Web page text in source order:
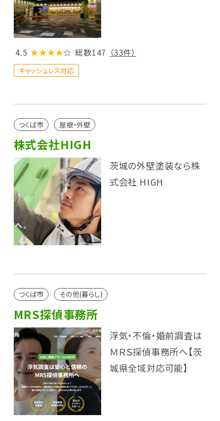
4.5 ★★★★☆ 総数147 （33件）
キャッシュレス対応
つくば市 屋根・外壁
株式会社HIGH
茨城の外壁塗装なら株
式会社 HIGH
つくば市 その他(暮らし)
MRS探偵事務所
浮気・不倫・婚前調査は
ＭＲＳ探偵事務所へ【茨
城県全域対応可能】